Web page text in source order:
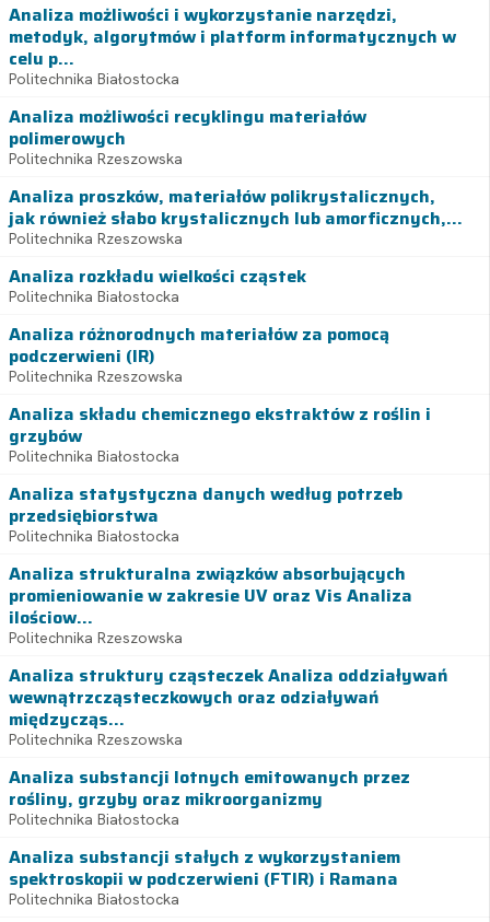
Analiza możliwości i wykorzystanie narzędzi,
metodyk, algorytmów i platform informatycznych w
celu p...
Politechnika Białostocka
Analiza możliwości recyklingu materiałów
polimerowych
Politechnika Rzeszowska
Analiza proszków, materiałów polikrystalicznych,
jak również słabo krystalicznych lub amorficznych,...
Politechnika Rzeszowska
Analiza rozkładu wielkości cząstek
Politechnika Białostocka
Analiza różnorodnych materiałów za pomocą
podczerwieni (IR)
Politechnika Rzeszowska
Analiza składu chemicznego ekstraktów z roślin i
grzybów
Politechnika Białostocka
Analiza statystyczna danych według potrzeb
przedsiębiorstwa
Politechnika Białostocka
Analiza strukturalna związków absorbujących
promieniowanie w zakresie UV oraz Vis Analiza
ilościow...
Politechnika Rzeszowska
Analiza struktury cząsteczek Analiza oddziaływań
wewnątrzcząsteczkowych oraz odziaływań
międzycząs...
Politechnika Rzeszowska
Analiza substancji lotnych emitowanych przez
rośliny, grzyby oraz mikroorganizmy
Politechnika Białostocka
Analiza substancji stałych z wykorzystaniem
spektroskopii w podczerwieni (FTIR) i Ramana
Politechnika Białostocka